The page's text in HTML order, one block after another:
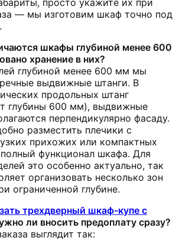
просто укажите их при
— мы изготовим шкаф точно под
шкафы глубиной менее 600
хранение в них?
глубиной менее 600 мм мы
выдвижные штанги. В
продольных штанг
глубины 600 мм), выдвижные
перпендикулярно фасаду.
разместить плечики с
прихожих или компактных
функционал шкафа. Для
это особенно актуально, так
организовать несколько зон
ограниченной глубине.
трехдверный шкаф-купе с
ли вносить предоплату сразу?
выглядит так: